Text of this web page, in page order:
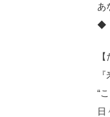
あ
◆
“
日